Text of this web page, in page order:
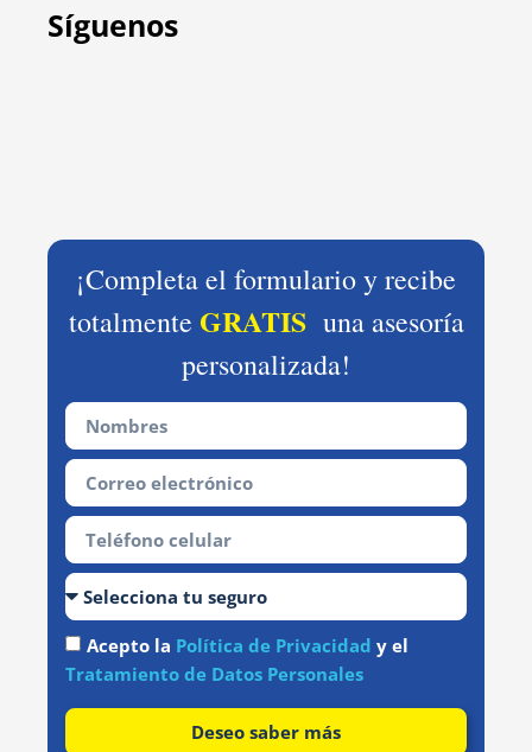
Síguenos
¡Completa el formulario y recibe
totalmente GRATISuna asesoría
personalizada!
Acepto la Política de Privacidad y el
Tratamiento de Datos Personales
Deseo saber más